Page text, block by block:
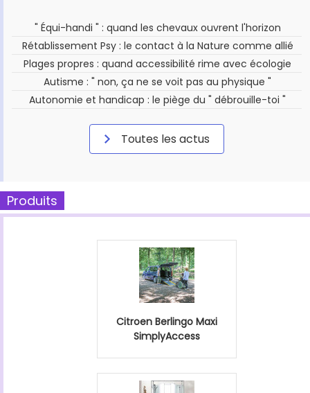
" Équi-handi " : quand les chevaux ouvrent l'horizon
Rétablissement Psy : le contact à la Nature comme allié
Plages propres : quand accessibilité rime avec écologie
Autisme : " non, ça ne se voit pas au physique "
Autonomie et handicap : le piège du " débrouille-toi "
Toutes les actus
Produits
Citroen Berlingo Maxi
SimplyAccess